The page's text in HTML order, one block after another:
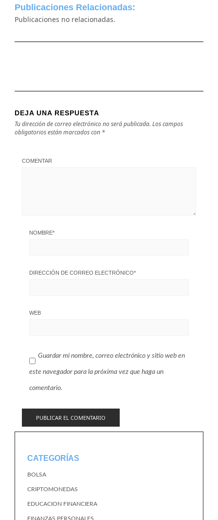
Publicaciones Relacionadas:
Publicaciones no relacionadas.
DEJA UNA RESPUESTA
Tu dirección de correo electrónico no será publicada. Los campos
obligatorios están marcados con *
COMENTAR
NOMBRE*
DIRECCIÓN DE CORREO ELECTRÓNICO*
WEB
Guardar mi nombre, correo electrónico y sitio web en
este navegador para la próxima vez que haga un
comentario.
CATEGORÍAS
BOLSA
CRIPTOMONEDAS
EDUCACION FINANCIERA
FINANZAS PERSONALES